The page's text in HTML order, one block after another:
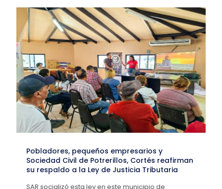
Pobladores, pequeños empresarios y
Sociedad Civil de Potrerillos, Cortés reafirman
su respaldo a la Ley de Justicia Tributaria
SAR socializó esta ley en este municipio de